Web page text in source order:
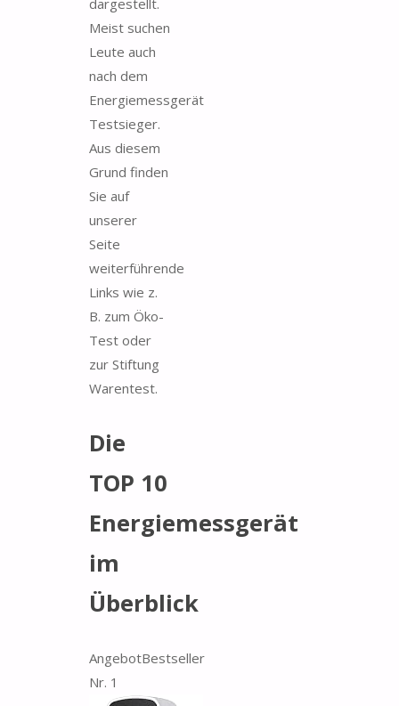
Meist suchen
Leute auch
nach dem
Energiemessgerät
Testsieger.
Aus diesem
Grund finden
Sie auf
unserer
Seite
weiterführende
Links wie z.
B. zum Öko-
Test oder
zur Stiftung
Warentest.
Die
TOP 10
Energiemessgerät
im
Überblick
AngebotBestseller
Nr. 1